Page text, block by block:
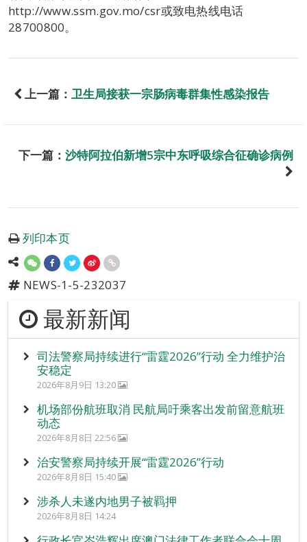
http://www.ssm.gov.mo/csr或致电热线电话
28700800。
上一篇： 卫生局接获一宗肠病毒群集性感染报告
下一篇： 沙特阿拉伯新增5宗中东呼吸综合征确诊病例
列印本页
NEWS-1-5-232037
最新新闻
司法警察局持续进行“雷霆2026”行动 全力维护治
安稳定
2026年8月9日 13:20
机场部份航班取消 民航局吁乘客出发前留意航班
动态
2026年8月8日 22:56
治安警察局持续开展“雷霆2026”行动
2026年8月8日 15:40
涉杀人未遂内地男子被羁押
2026年8月8日 14:24